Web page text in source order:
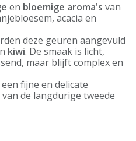
en bloemige aroma's van
acacia en
deze geuren aangevuld
kiwi. De smaak is licht,
maar blijft complex en
fijne en delicate
de langdurige tweede